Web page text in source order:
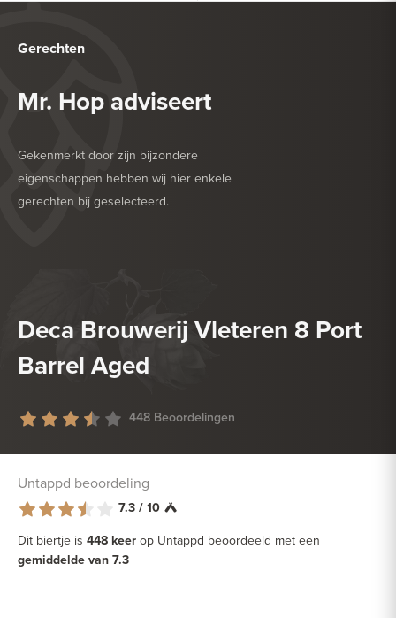
Gerechten
Mr. Hop adviseert
Gekenmerkt door zijn bijzondere
eigenschappen hebben wij hier enkele
gerechten bij geselecteerd.
HEERLIJK BIJ
Deca Brouwerij Vleteren 8 Port
Barrel Aged
448 Beoordelingen
Untappd beoordeling
7.3 / 10
Dit biertje is 448 keer op Untappd beoordeeld met een
gemiddelde van 7.3